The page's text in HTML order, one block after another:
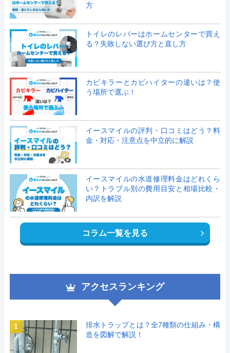
方
トイレのレバーはホームセンターで買え
る？失敗しない選び方と直し方
カビキラーとカビハイターの違いは？使
う場所で選ぶ！
イースマイルの評判・口コミはどう？料
金・対応・注意点を中立的に解説
イースマイルの水道修理料金はどれくら
い？トラブル別の費用目安と相場比較・
内訳を解説
コラム一覧を見る
アクセスランキング
1
排水トラップとは？全7種類の仕組み・構
造を図解で解説！